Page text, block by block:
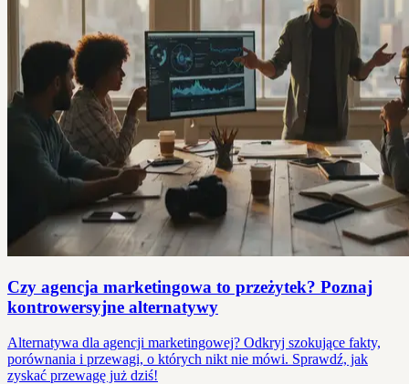
Czy agencja marketingowa to przeżytek? Poznaj
kontrowersyjne alternatywy
Alternatywa dla agencji marketingowej? Odkryj szokujące fakty,
porównania i przewagi, o których nikt nie mówi. Sprawdź, jak
zyskać przewagę już dziś!